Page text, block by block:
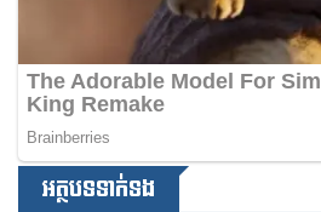
អត្ថបទទាក់ទង